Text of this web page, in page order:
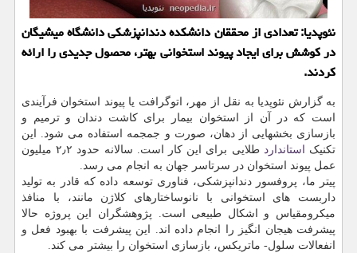
نئوپدیا: تعدادی از محققان دانشکده دندانپزشکی دانشگاه میشیگان
در کوشش برای ایجاد پیوند استخوانی بهتر، محصول جدیدی را ارائه
کردند.
به گزارش نئوپدیا به نقل از مهر، اتوگرافت یا پیوند استخوان فرآیندی
است که در آن از استخوان بیمار برای کاشت دندان و ترمیم و
بازسازی بخشهایی از دهان، صورت و جمجمه استفاده می شود. این
تکنیک
استاندارد
طلایی برای این کار است. سالانه حدود ۲٫۲ میلیون
عمل پیوند استخوان در سرتاسر جهان به انجام می رسد.
پیتر ما، پروفسور دندانپزشکی، فناوری توسعه داده که قادر به تولید
داربست های استخوانی با نانوساختارهای کلاژن مانند، با منافذ
میکرومقیاس و اشکال طبیعی است. پژوهشگران این پروژه حالا
پیشرفت هیجان انگیز را انجام داده اند. این پیشرفت با بهبود فعل و
انفعالات سلول- ماتریکس، بازسازی استخوان را بیشتر می کند.